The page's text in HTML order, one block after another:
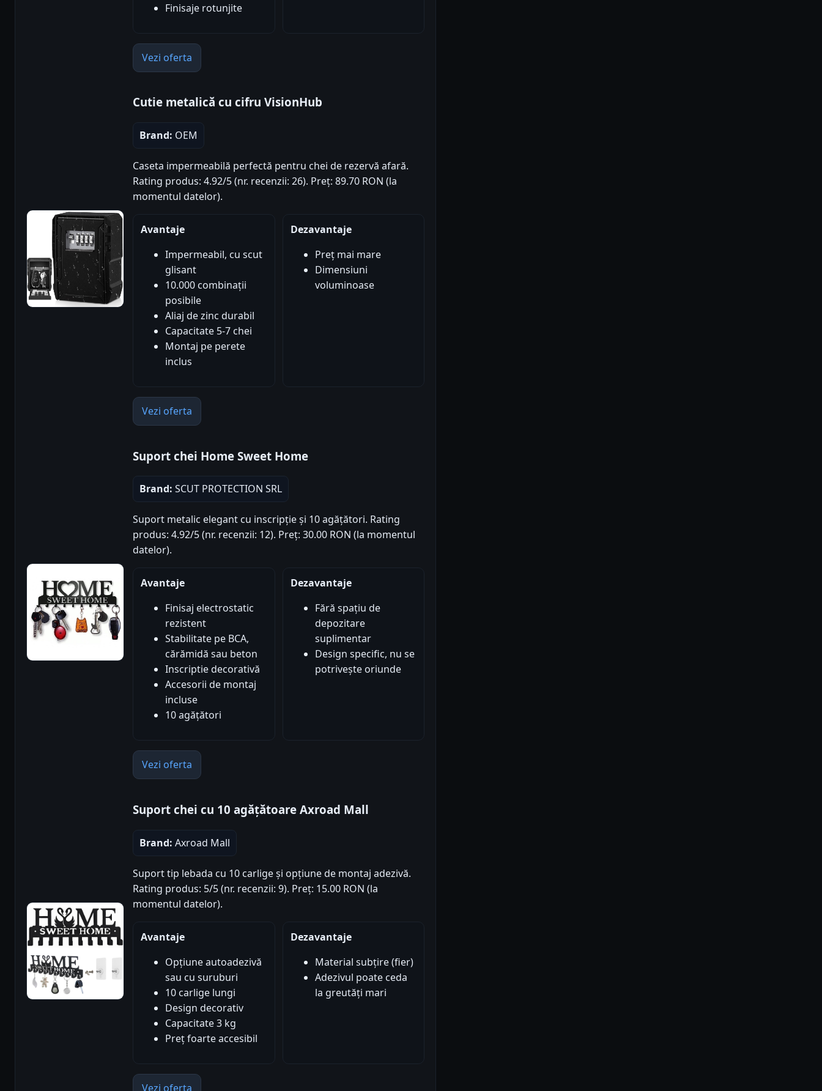
Finisaje rotunjite
Vezi oferta
Cutie metalică cu cifru VisionHub
Brand: OEM
Caseta impermeabilă perfectă pentru chei de rezervă afară.
Rating produs: 4.92/5 (nr. recenzii: 26). Preț: 89.70 RON (la
momentul datelor).
Avantaje
Impermeabil, cu scut
glisant
10.000 combinații
posibile
Aliaj de zinc durabil
Capacitate 5-7 chei
Montaj pe perete
inclus
Dezavantaje
Preț mai mare
Dimensiuni
voluminoase
Vezi oferta
Suport chei Home Sweet Home
Brand: SCUT PROTECTION SRL
Suport metalic elegant cu inscripție și 10 agățători. Rating
produs: 4.92/5 (nr. recenzii: 12). Preț: 30.00 RON (la momentul
datelor).
Avantaje
Finisaj electrostatic
rezistent
Stabilitate pe BCA,
cărămidă sau beton
Inscriptie decorativă
Accesorii de montaj
incluse
10 agățători
Dezavantaje
Fără spațiu de
depozitare
suplimentar
Design specific, nu se
potrivește oriunde
Vezi oferta
Suport chei cu 10 agățătoare Axroad Mall
Brand: Axroad Mall
Suport tip lebada cu 10 carlige și opțiune de montaj adezivă.
Rating produs: 5/5 (nr. recenzii: 9). Preț: 15.00 RON (la
momentul datelor).
Avantaje
Opțiune autoadezivă
sau cu suruburi
10 carlige lungi
Design decorativ
Capacitate 3 kg
Preț foarte accesibil
Dezavantaje
Material subțire (fier)
Adezivul poate ceda
la greutăți mari
Vezi oferta